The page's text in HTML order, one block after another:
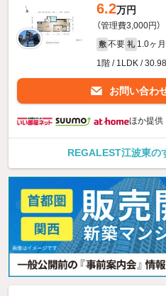
6.2万円
（管理費3,000円）
敷 不要 礼 1.0ヶ月
1階 / 1LDK /
お問い合わ
ほか提供
REGALEST江波東の